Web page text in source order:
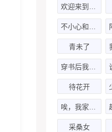
青未了
待花开
采桑女